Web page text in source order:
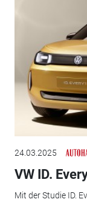
24.03.2025
VW ID.
Mit der Studie ID.